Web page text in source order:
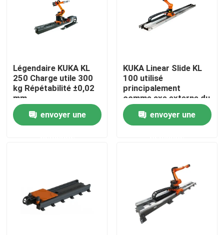
À la maison
Le spectacle VR
Légendaire KUKA KL
250 Charge utile 300
kg Répétabilité ±0,02
mm
envoyer une
KUKA Linear Slide KL
100 utilisé
principalement
comme axe externe du
robot
envoyer une